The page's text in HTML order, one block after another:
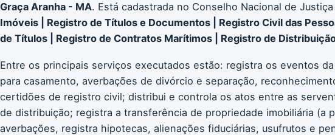
Graça Aranha - MA. Está cadastrada no Conselho Nacional de
Imóveis | Registro de Títulos e Documentos | Registro Civil das
de Títulos | Registro de Contratos Marítimos | Registro de
Entre os principais serviços executados estão: registra os eventos
para casamento, averbações de divórcio e separação,
certidões de registro civil; distribui e controla os atos entre as
de distribuição; registra a transferência de propriedade imobiliária
averbações, registra hipotecas, alienações fiduciárias, usufrutos e